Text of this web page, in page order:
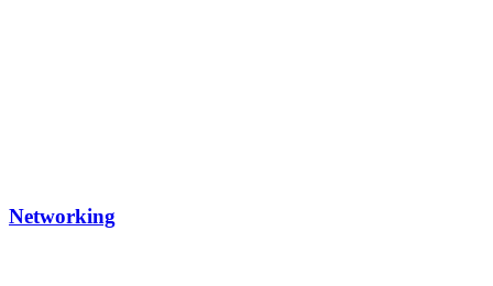
Networking